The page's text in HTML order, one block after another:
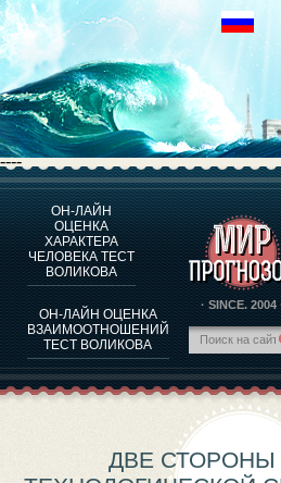
----
ОН-ЛАЙН
ОЦЕНКА
ХАРАКТЕРА
ЧЕЛОВЕКА ТЕСТ
ВОЛИКОВА
ОН-ЛАЙН ОЦЕНКА
ВЗАИМООТНОШЕНИЙ
ТЕСТ ВОЛИКОВА
· SINCE. 2004
О ПРОГРАММЕ
ОЦЕНКА ХАРАКТЕРA
ОЦЕНКА ХАРАКТЕРА
О ПРОГРАММЕ
ТЕСТ НА
ПРОГНОЗЫ И
ДВЕ